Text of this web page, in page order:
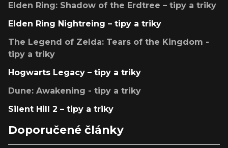
Elden Ring: Shadow of the Erdtree – tipy a triky
Elden Ring Nightreing – tipy a triky
The Legend of Zelda: Tears of the Kingdom -
tipy a triky
Hogwarts Legacy – tipy a triky
Dune: Awakening - tipy a triky
Silent Hill 2 – tipy a triky
Doporučené články